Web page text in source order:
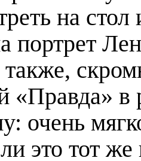
на стол
портрет
«Правда» в
очень
это тот